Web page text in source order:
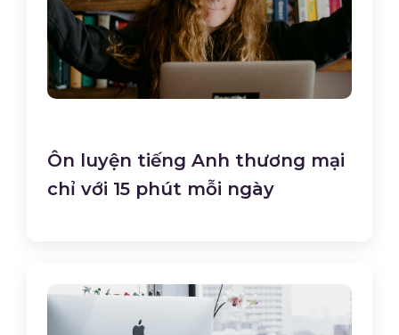
Ôn luyện tiếng Anh thương mại
chỉ với 15 phút mỗi ngày